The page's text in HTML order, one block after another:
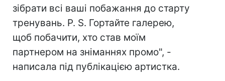
зібрати всі ваші побажання до старту
тренувань. P. S. Гортайте галерею,
щоб побачити, хто став моїм
партнером на зніманнях промо", -
написала під публікацією артистка.